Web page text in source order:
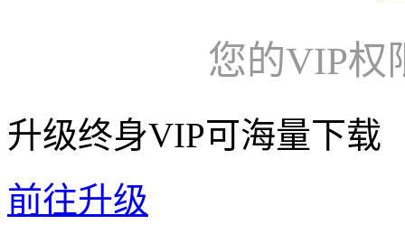
您的VIP权
升级终身VIP可海量下载
前往升级